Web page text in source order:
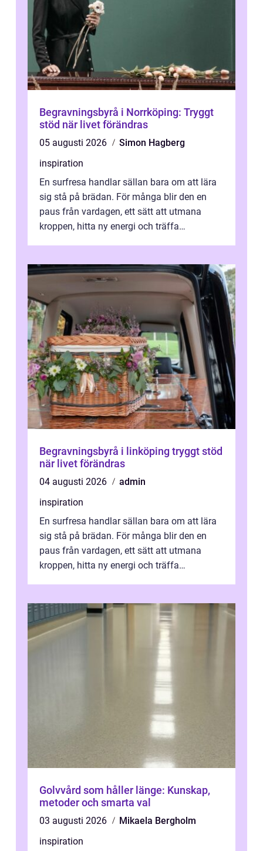
Begravningsbyrå i Norrköping: Tryggt
stöd när livet förändras
05 augusti 2026
Simon Hagberg
inspiration
En surfresa handlar sällan bara om att lära
sig stå på brädan. För många blir den en
paus från vardagen, ett sätt att utmana
kroppen, hitta ny energi och träffa
Begravningsbyrå i linköping tryggt stöd
när livet förändras
04 augusti 2026
admin
inspiration
En surfresa handlar sällan bara om att lära
sig stå på brädan. För många blir den en
paus från vardagen, ett sätt att utmana
kroppen, hitta ny energi och träffa
Golvvård som håller länge: Kunskap,
metoder och smarta val
03 augusti 2026
Mikaela Bergholm
inspiration